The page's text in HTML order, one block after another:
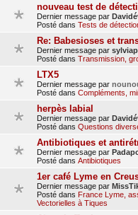
nouveau test de
Dernier message par
Posté dans Tests de
Re: Babesioses et
Dernier message par
Posté dans Transmission,
LTX5
Dernier message par
Posté dans Compléments,
herpès labial
Dernier message par
Posté dans Questions
Antibiotiques et
Dernier message par
Posté dans Antibiotiques
1er café Lyme en
Dernier message par
Posté dans France Lyme,
Vectorielles à Tiques